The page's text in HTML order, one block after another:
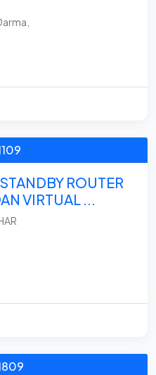
ROUTER
VIRTUAL ...